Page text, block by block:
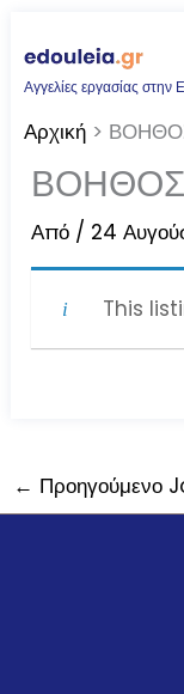
στο
περιεχόμενο
Αγγελίες εργασίας
Αρχική
Από / 24
This
← Προηγούμενο